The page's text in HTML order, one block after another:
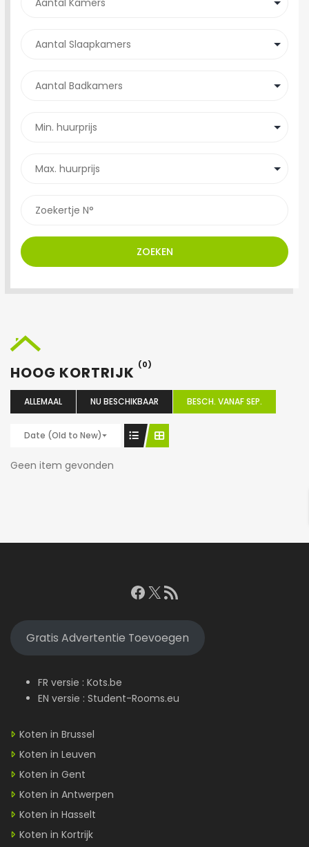
ZOEKEN
HOOG KORTRIJK (0)
ALLEMAAL NU BESCHIKBAAR BESCH. VANAF SEP.
Date (Old to New)
Geen item gevonden
Facebook
X RSS feed
Gratis Advertentie Toevoegen
FR versie : Kots.be
EN versie : Student-Rooms.eu
Koten in Brussel
Koten in Leuven
Koten in Gent
Koten in Antwerpen
Koten in Hasselt
Koten in Kortrijk